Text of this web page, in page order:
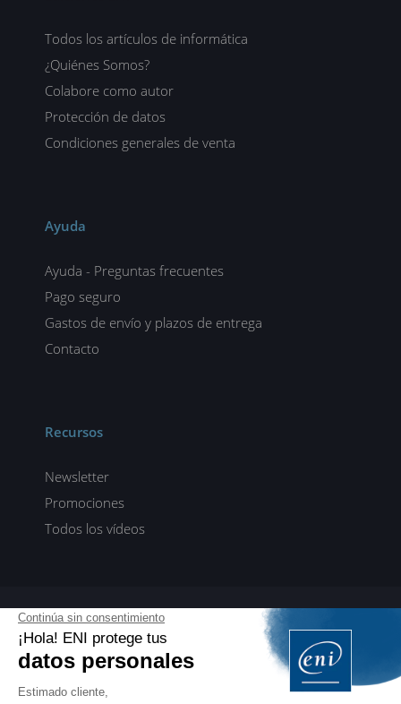
Todos los artículos de informática
¿Quiénes Somos?
Colabore como autor
Protección de datos
Condiciones generales de venta
Ayuda
Ayuda - Preguntas frecuentes
Pago seguro
Gastos de envío y plazos de entrega
Contacto
Recursos
Newsletter
Promociones
Todos los vídeos
ENI elearning
E-formaciones en 5 idiomas